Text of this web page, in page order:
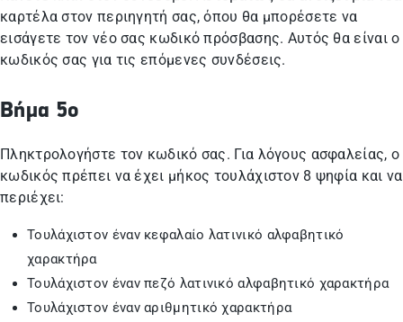
καρτέλα στον περιηγητή σας, όπου θα μπορέσετε να
εισάγετε τον νέο σας κωδικό πρόσβασης. Αυτός θα είναι ο
κωδικός σας για τις επόμενες συνδέσεις.
Βήμα 5ο
Πληκτρολογήστε τον κωδικό σας. Για λόγους ασφαλείας, ο
κωδικός πρέπει να έχει μήκος τουλάχιστον 8 ψηφία και να
περιέχει:
Τουλάχιστον έναν κεφαλαίο λατινικό αλφαβητικό
χαρακτήρα
Τουλάχιστον έναν πεζό λατινικό αλφαβητικό χαρακτήρα
Τουλάχιστον έναν αριθμητικό χαρακτήρα